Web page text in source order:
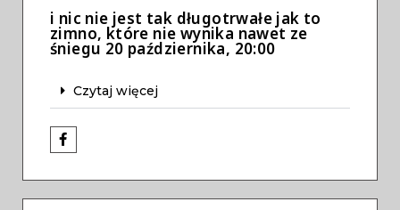
i nic nie jest tak długotrwałe jak to
zimno, które nie wynika nawet ze
śniegu 20 października, 20:00
Czytaj więcej